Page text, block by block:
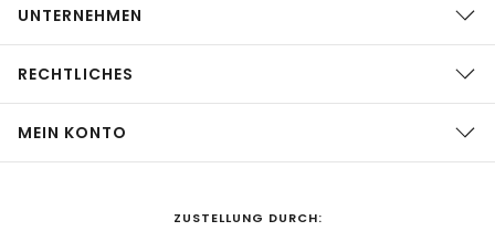
UNTERNEHMEN
RECHTLICHES
MEIN KONTO
ZUSTELLUNG DURCH: